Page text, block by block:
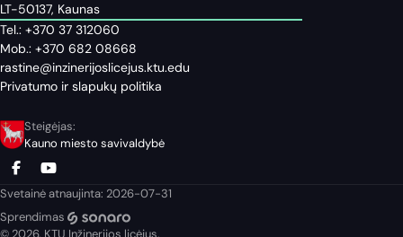
LT-50137, Kaunas
Tel.: +370 37 312060
Mob.: +370 682 08668
rastine@inzinerijoslicejus.ktu.edu
Privatumo ir slapukų politika
Steigėjas:
Kauno miesto savivaldybė
© 2026. KTU Inžinerijos licėjus.
Svetainė atnaujinta: 2026-07-31
Sprendimas